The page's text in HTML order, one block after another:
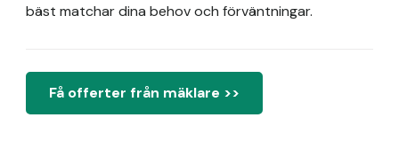
bäst matchar dina behov och förväntningar.
Få offerter från mäklare >>